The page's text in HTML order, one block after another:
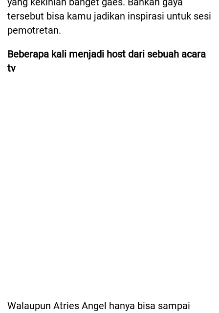
tersebut bisa kamu jadikan inspirasi untuk sesi
pemotretan.
Beberapa kali menjadi host dari sebuah acara
tv
Walaupun Atries Angel hanya bisa sampai